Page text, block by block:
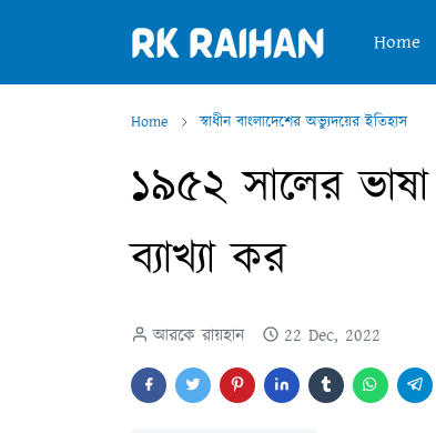
Home
Home স্বাধীন বাংলাদেশের অভ্যুদয়ের ইতিহাস
১৯৫২ সালের
ব্যাখ্যা কর
আরকে রায়হান 22 Dec, 2022